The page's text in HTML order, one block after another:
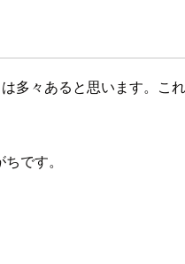
々あると思います。こ
です。